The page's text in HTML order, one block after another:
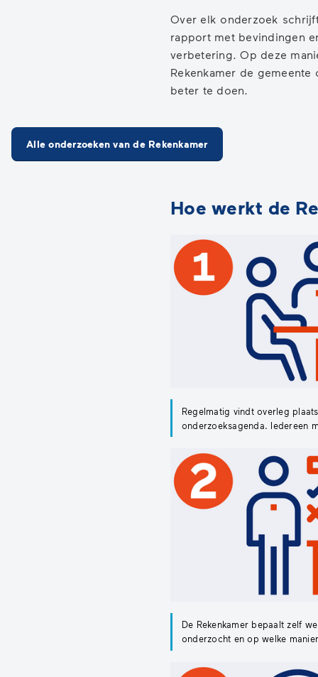
Over elk onderzoek
rapport met bevindingen
verbetering. Op deze
Rekenkamer de gemeente
beter te doen.
Alle onderzoeken van de Rekenkamer
Hoe werkt de
Regelmatig vindt overleg
onderzoeksagenda. Iedereen
De Rekenkamer bepaalt zelf
onderzocht en op welke